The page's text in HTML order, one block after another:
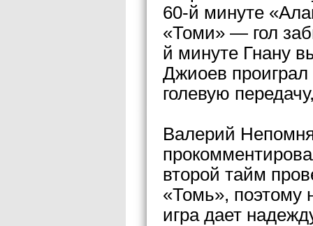
60-й минуте
«Томи» — гол
й минуте Гнану
Джиоев
голевую
Валерий
второй тайм
«Томь», поэтому
игра дает